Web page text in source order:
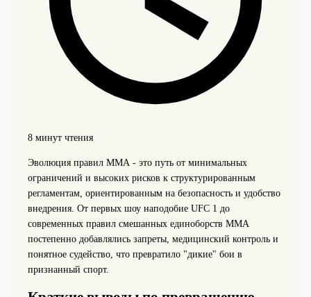
8 минут чтения
Эволюция правил ММА - это путь от минимальных
ограничений и высоких рисков к структурированным
регламентам, ориентированным на безопасность и удобство
внедрения. От первых шоу наподобие UFC 1 до
современных правил смешанных единоборств ММА
постепенно добавлялись запреты, медицинский контроль и
понятное судейство, что превратило "дикие" бои в
признанный спорт.